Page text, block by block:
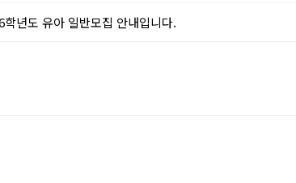
학년도 유아 일반모집 안내입니다.